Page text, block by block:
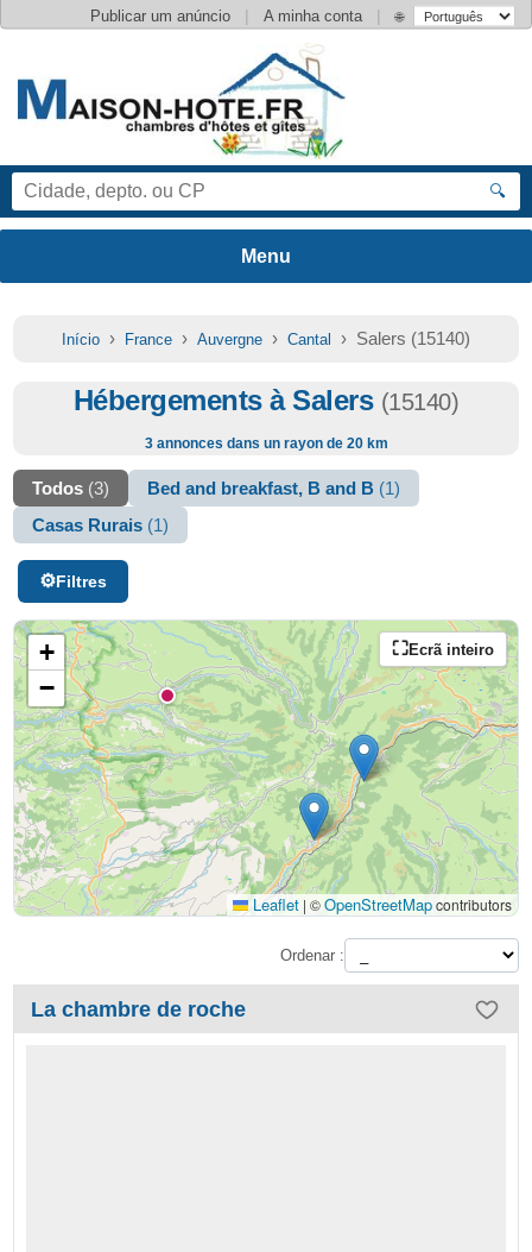
Publicar um anúncio | A minha conta | 🌐
🔍
Início › France › Auvergne › Cantal › Salers (15140)
Hébergements à Salers (15140)
3 annonces dans un rayon de 20 km
Todos (3) Bed and breakfast, B and B (1)
Casas Rurais (1)
Filtres
Ecrã inteiro
+
−
Leaflet | ©OpenStreetMapcontributors
Ordenar :
La chambre de roche